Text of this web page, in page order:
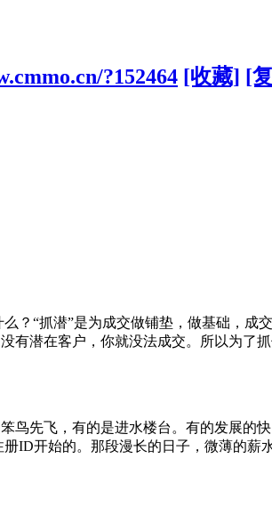
?152464 [收藏] [
？“抓潜”是为成交做铺垫，做基础，
有潜在客户，你就没法成交。所以为了
先飞，有的是进水楼台。有的发展的
开始的。那段漫长的日子，微薄的薪